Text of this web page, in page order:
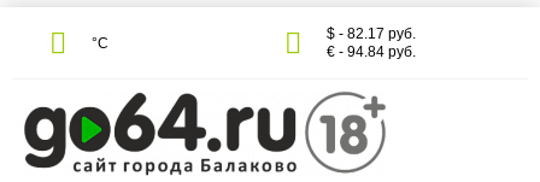
°С
$ - 82.17 руб.
€ - 94.84 руб.